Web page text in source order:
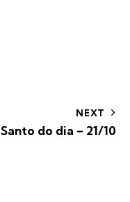
NEXT
Santo do dia – 21/10